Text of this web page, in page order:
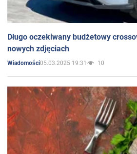
Długo oczekiwany budżetowy
nowych zdjęciach
Wiadomości05.03.2025 19:31 10